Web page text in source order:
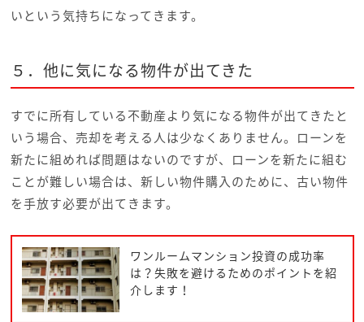
いという気持ちになってきます。
５．他に気になる物件が出てきた
すでに所有している不動産より気になる物件が出てきたと
いう場合、売却を考える人は少なくありません。ローンを
新たに組めれば問題はないのですが、ローンを新たに組む
ことが難しい場合は、新しい物件購入のために、古い物件
を手放す必要が出てきます。
ワンルームマンション投資の成功率
は？失敗を避けるためのポイントを紹
介します！